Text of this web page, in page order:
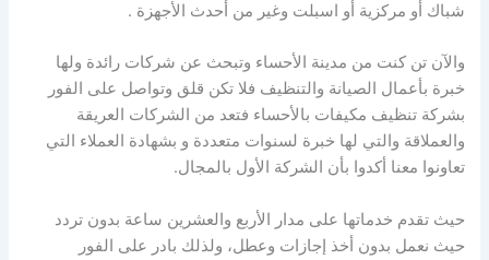
شباك أو مركزية أو اسبلت وغير من أحدث الأجهزة .
والآن تن كنت من مدينة الأحساء وتبحث عن شركات رائدة ولها
خبرة بأعمال الصيانة والتنظيف فلا تكن قلق وتواصل على الفور
بشركة تنظيف مكيفات بالأحساء فتعد من الشركات العريقة
والعملاقة والتي لها خبرة لسنوات متعددة و بشهادة العملاء التي
تعاونوا معنا أكدوا بأن الشركة الأول بالمجال.
حيث تقدم خدماتها على مدار الأربع والعشرين ساعة بدون تردد
حيث نعمل بدون أخذ إجازات وعطل، ولذلك بادر على الفور